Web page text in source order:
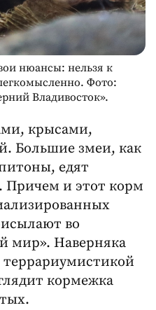
нюансы: нельзя к
Фото:
Владивосток».
крысами,
Большие змеи, как
едят
Причем и этот корм
во
мир». Наверняка
кормежка